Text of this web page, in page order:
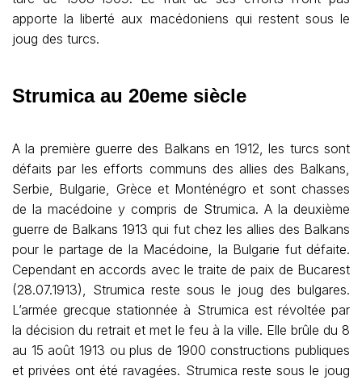
apporte la liberté aux macédoniens qui restent sous le
joug des turcs.
Strumica au 20eme siècle
A la première guerre des Balkans en 1912, les turcs sont
défaits par les efforts communs des allies des Balkans,
Serbie, Bulgarie, Grèce et Monténégro et sont chasses
de la macédoine y compris de Strumica. A la deuxième
guerre de Balkans 1913 qui fut chez les allies des Balkans
pour le partage de la Macédoine, la Bulgarie fut défaite.
Cependant en accords avec le traite de paix de Bucarest
(28.07.1913), Strumica reste sous le joug des bulgares.
L’armée grecque stationnée à Strumica est révoltée par
la décision du retrait et met le feu à la ville. Elle brûle du 8
au 15 août 1913 ou plus de 1900 constructions publiques
et privées ont été ravagées. Strumica reste sous le joug